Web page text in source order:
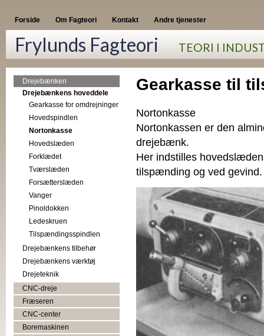
Forside Om Fagteori Kontakt Andre tjenester
Frylunds Fagteori TEORI I
Drejebænken
Drejebænkens hoveddele
Gearkasse for omdrejninger
Hovedspindlen
Nortonkasse
Hovedslæden
Forklædet
Tværslæden
Forsætterslæden
Vanger
Pinoldokken
Ledeskruen
Tilspændingsspindlen
Drejebænkens tilbehør
Drejebænkens værktøj
Drejeteknik
CNC-dreje
Fræseren
CNC-center
Boremaskinen
Gearkasse til
Nortonkasse
Nortonkassen er den
drejebænk.
Her indstilles
tilspænding og ved gevind.